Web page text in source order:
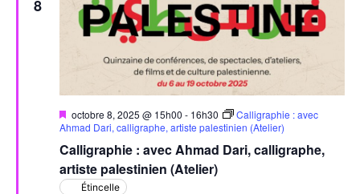
8
Calligraphie : avec Ahmad Dari, calligraphe,
artiste palestinien (Atelier)
Mis
en
octobre 8, 2025 @ 15h00 - 16h30
Calligraphie : avec
Ahmad Dari, calligraphe, artiste palestinien (Atelier)
Étincelle